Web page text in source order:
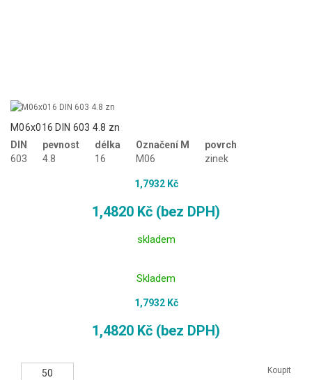
M06x016 DIN 603 4.8 zn
DIN
603
pevnost
4.8
délka
16
Označení M
M06
povrch
zinek
1,7932 Kč
1,4820 Kč (bez DPH)
skladem
Skladem
1,7932 Kč
1,4820 Kč (bez DPH)
Koupit